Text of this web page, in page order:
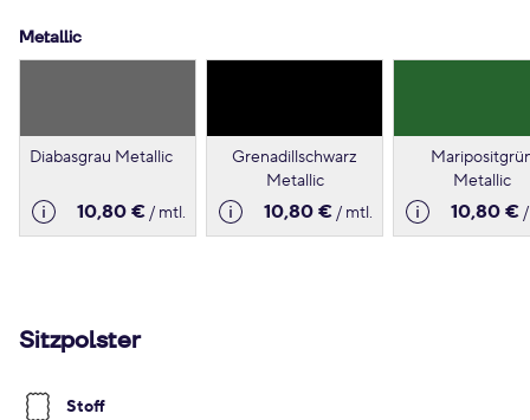
Metallic
Diabasgrau Metallic
10,80 €/ mtl.
Grenadillschwarz
Metallic
10,80 €/ mtl.
Metallic
10,80 €
Sitzpolster
Stoff